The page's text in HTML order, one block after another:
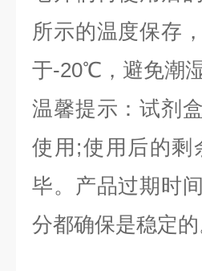
所示的温度保存
于-20℃，避免潮湿
温馨提示：试剂
使用;使用后的剩
毕。产品过期时
分都确保是稳定的